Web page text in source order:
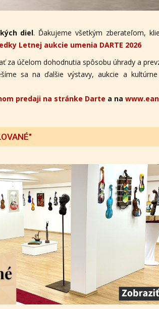
diel. Ďakujeme všetkým zberateľom,
Letnej aukcie umenia DARTE 2026
za účelom dohodnutia spôsobu úhrady a
sa na ďalšie výstavy, aukcie a
predaji na stránke Darte a na